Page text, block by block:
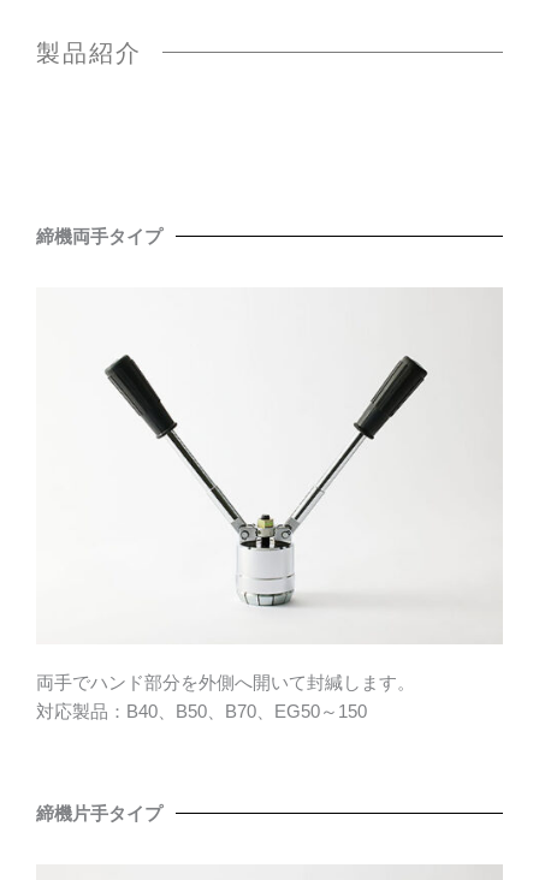
製品紹介
締機両手タイプ
両手でハンド部分を外側へ開いて封緘します。
対応製品：B40、B50、B70、EG50～150
締機片手タイプ